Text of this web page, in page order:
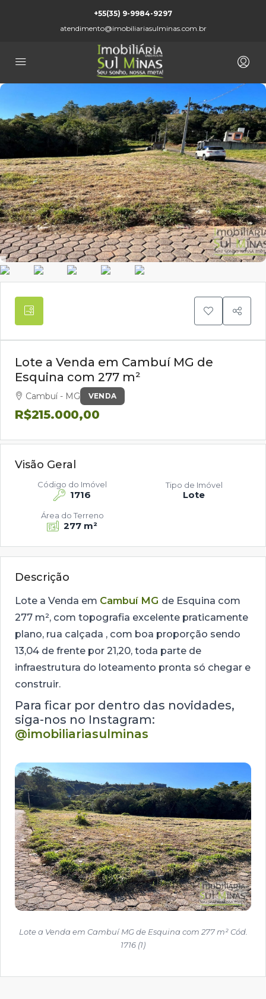
+55(35) 9-9984-9297
atendimento@imobiliariasulminas.com.br
VENDA
Lote a Venda em Cambuí MG de
Esquina com 277 m²
Cambuí - MG
R$215.000,00
Visão Geral
1716
Código do Imóvel
Lote
Tipo de Imóvel
277 m²
Área do Terreno
Descrição
Lote a Venda em Cambuí MG de Esquina com
277 m², com topografia excelente praticamente
plano, rua calçada , com boa proporção sendo
13,04 de frente por 21,20, toda parte de
infraestrutura do loteamento pronta só chegar e
construir.
Para ficar por dentro das novidades,
siga-nos no Instagram:
@imobiliariasulminas
Lote a Venda em Cambuí MG de Esquina com 277 m² Cód.
1716 (1)